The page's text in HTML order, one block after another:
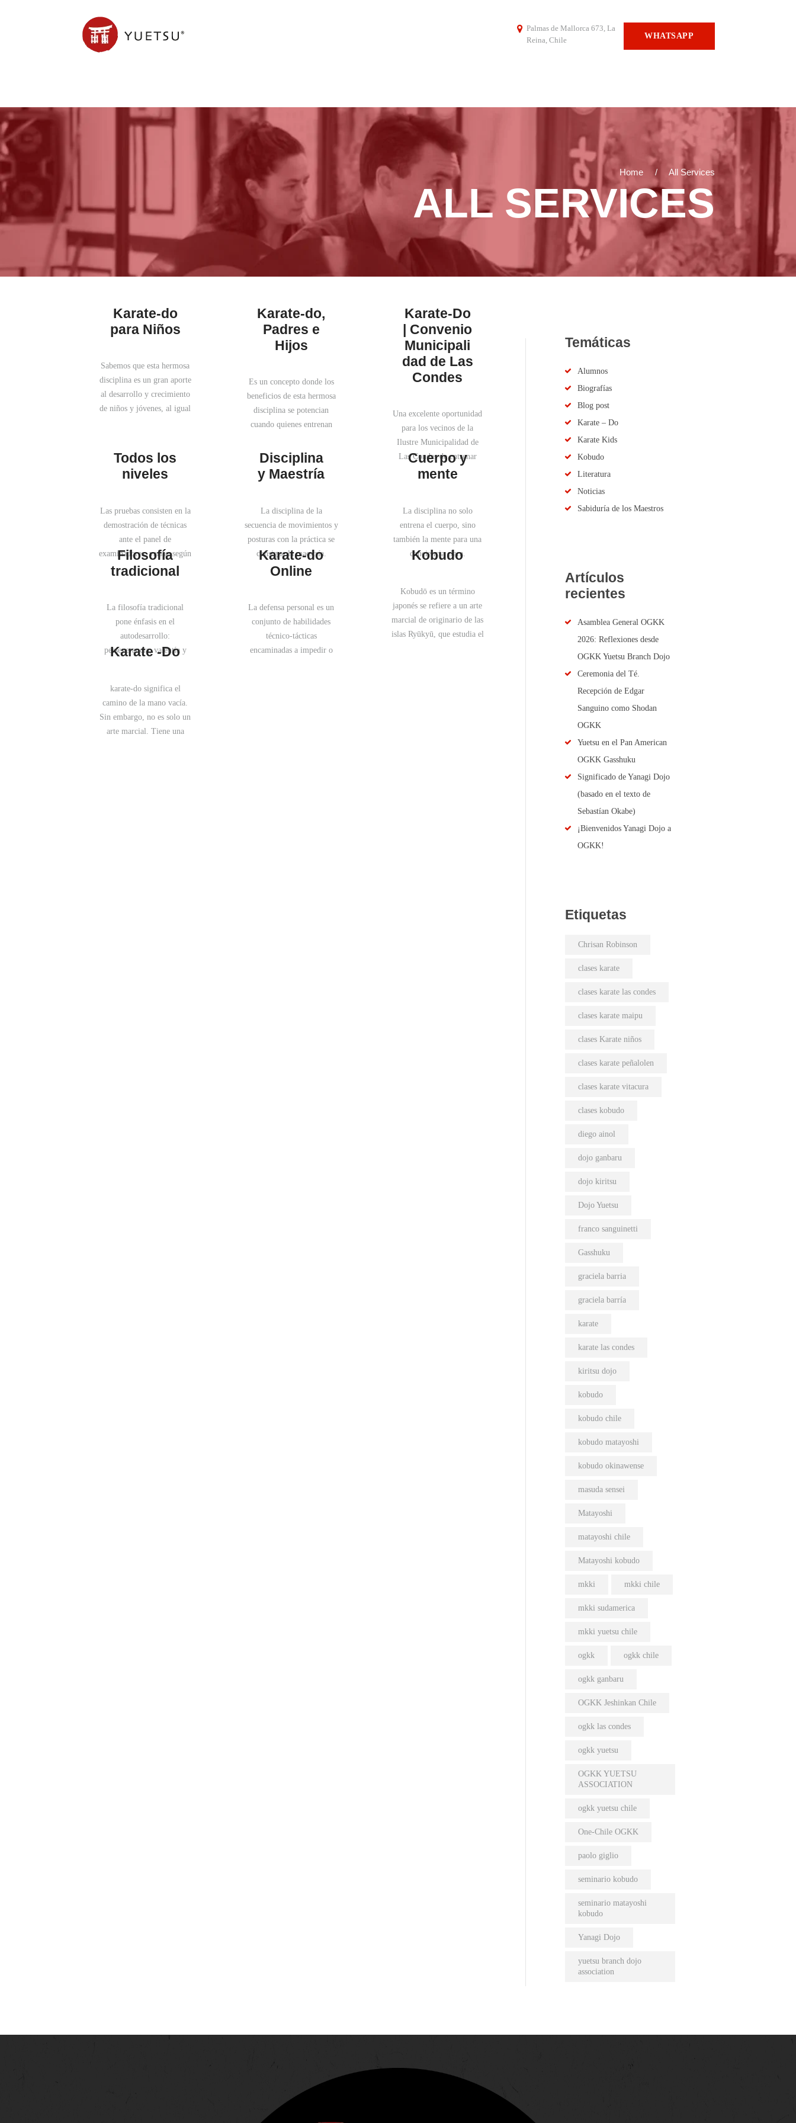
WHATSAPP
Palmas de Mallorca 673, La
Reina, Chile
Home All Services
ALL SERVICES
Karate-do
para Niños
Sabemos que esta hermosa
disciplina es un gran aporte
al desarrollo y crecimiento
de niños y jóvenes, al igual
cuerpo, mente y espíritu.
Las bondades de esta
Disciplina son un gran
crecimiento integral,
contribuyendo tanto en lo
físico, mental y en lo
espiritual. Horario y
detalles Horario: Viernes de
Karate-do,
Padres e
Hijos
Es un concepto donde los
beneficios de esta hermosa
disciplina se potencian
cuando quienes entrenan
En tiempos donde el día a
día nos deja menos
oportunidades para
convierte en un espacio
invaluable para disfrutar,
aprender y fortalecer lazos.
Nuestros hijos crecen
rápido, y tarde o temprano
¡Aprovechemos…
Karate-Do
| Convenio
Municipali
dad de Las
Condes
Una excelente oportunidad
para los vecinos de la
Ilustre Municipalidad de
Las Condes de entrenar
Karate-do tanto modalidad
Todos los
niveles
Las pruebas consisten en la
demostración de técnicas
ante el panel de
examinadores, varían según
la escuela.
Disciplina
y Maestría
La disciplina de la
secuencia de movimientos y
posturas con la práctica se
consigue la maestría.
Cuerpo y
mente
La disciplina no solo
entrena el cuerpo, sino
también la mente para una
conciencia clara.
Filosofía
tradicional
La filosofía tradicional
pone énfasis en el
autodesarrollo:
perseverancia, valentía y
Karate-do
Online
La defensa personal es un
conjunto de habilidades
técnico-tácticas
encaminadas a impedir o
Kobudo
Kobudō es un término
japonés se refiere a un arte
marcial de originario de las
islas Ryūkyū, que estudia el
Karate -Do
karate-do significa el
camino de la mano vacía.
Sin embargo, no es solo un
arte marcial. Tiene una
Temáticas
Alumnos
Biografías
Blog post
Karate – Do
Karate Kids
Kobudo
Literatura
Noticias
Sabiduría de los Maestros
Artículos
recientes
Asamblea General OGKK
2026: Reflexiones desde
OGKK Yuetsu Branch Dojo
Ceremonia del Té.
Recepción de Edgar
Sanguino como Shodan
OGKK
Yuetsu en el Pan American
OGKK Gasshuku
Significado de Yanagi Dojo
(basado en el texto de
Sebastían Okabe)
¡Bienvenidos Yanagi Dojo a
OGKK!
Etiquetas
Chrisan Robinson
clases karate
clases karate las condes
clases karate maipu
clases Karate niños
clases karate peñalolen
clases karate vitacura
clases kobudo
diego ainol
dojo ganbaru
dojo kiritsu
Dojo Yuetsu
franco sanguinetti
Gasshuku
graciela barria
graciela barría
karate
karate las condes
kiritsu dojo
kobudo
kobudo chile
kobudo matayoshi
kobudo okinawense
masuda sensei
Matayoshi
matayoshi chile
Matayoshi kobudo
mkki mkki chile
mkki sudamerica
mkki yuetsu chile
ogkk ogkk chile
ogkk ganbaru
OGKK Jeshinkan Chile
ogkk las condes
ogkk yuetsu
OGKK YUETSU
ASSOCIATION
ogkk yuetsu chile
One-Chile OGKK
paolo giglio
seminario kobudo
seminario matayoshi
kobudo
Yanagi Dojo
yuetsu branch dojo
association